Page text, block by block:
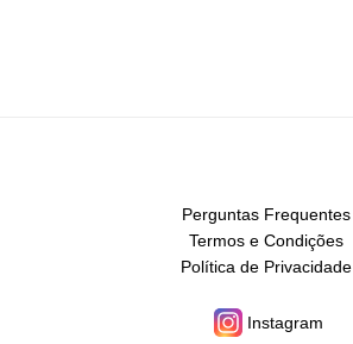
Perguntas Frequentes
Termos e Condições
Política de Privacidade
Instagram